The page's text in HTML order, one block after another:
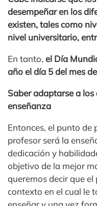
desempeñar en los
existen, tales como
nivel universitario,
En tanto, el Día
año el día 5 del mes
Saber adaptarse a
enseñanza
Entonces, el punto de
profesor será la
dedicación y
objetivo de la mejor
queremos decir que
contexto en el cual le